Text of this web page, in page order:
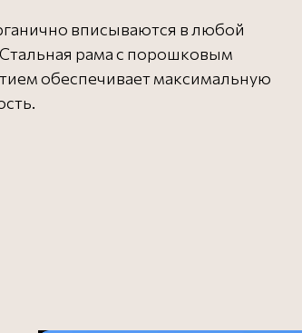
вписываются в любой
рама с порошковым
обеспечивает максимальную